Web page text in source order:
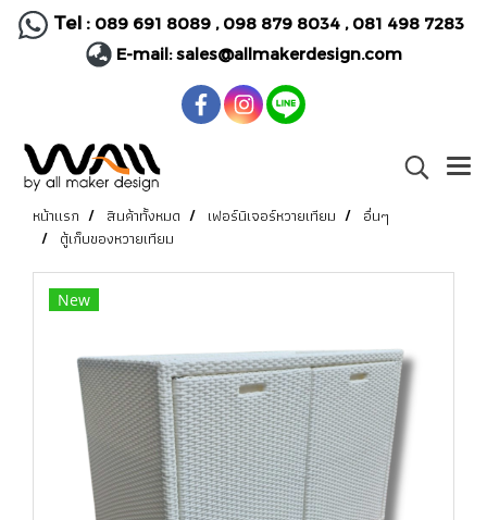
Tel : 089 691 8089, 098 879 8034 , 081 498 7283
E-mail:sales@allmakerdesign.com
หน้าแรก สินค้าทั้งหมด เฟอร์นิเจอร์หวายเทียม
อื่นๆ
ตู้เก็บของหวายเทียม
New